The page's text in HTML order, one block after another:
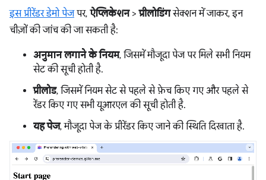
इस प्रीरेंडर डेमो पेजपर, ऐप्लिकेशन>प्रीलोडिंगसेक्शन में जाकर, इन
चीज़ों की जांच की जा सकती है:
अनुमान लगाने के नियम, जिसमें मौजूदा पेज पर मिले सभी नियम
सेट की सूची होती है.
प्रीलोड, जिसमें नियम सेट से पहले से फ़ेच किए गए और पहले से
रेंडर किए गए सभी यूआरएल की सूची होती है.
यह पेज, मौजूदा पेज के प्रीरेंडर किए जाने की स्थिति दिखाता है.